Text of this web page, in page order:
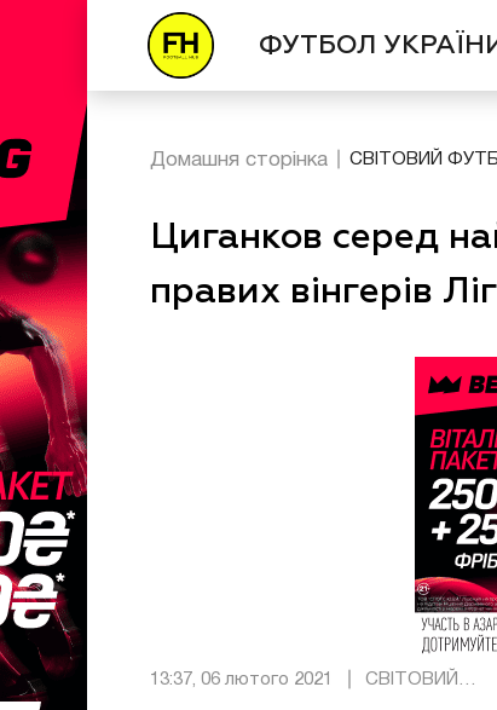
ФУТБОЛ
Домашня сторінка СВІТОВИЙ
Циганков серед
правих вінгерів
13:37, 06 лютого 2021